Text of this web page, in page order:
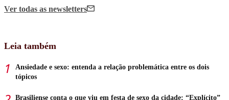
Ver todas as newsletters
Leia também
Ansiedade e sexo: entenda a relação problemática entre os dois
tópicos
Brasiliense conta o que viu em festa de sexo da cidade: “Explícito”